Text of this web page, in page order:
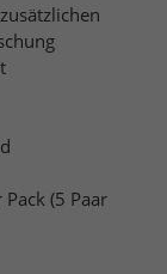
(5 Paar